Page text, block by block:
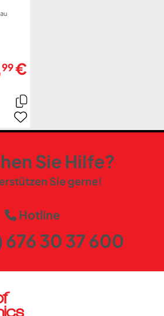
99€
Sie Hilfe?
Sie gerne!
Hotline
676 30 37 600